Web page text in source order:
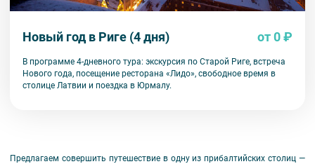
Новый год в Риге (4 дня) от 0 ₽
В программе 4-дневного тура: экскурсия по Старой Риге, встреча
Нового года, посещение ресторана «Лидо», свободное время в
столице Латвии и поездка в Юрмалу.
Предлагаем совершить путешествие в одну из прибалтийских столиц —